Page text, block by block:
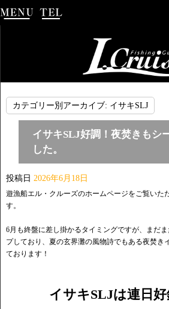
カテゴリー別アーカイブ: イサキSLJ
イサキSLJ好調！夜焚きもシ
した。
投稿日 2026年6月18日
遊漁船エル・クルーズのホームページをご覧いた
す。
6月も終盤に差し掛かるタイミングですが、まだ
プしており、夏の玄界灘の風物詩でもある夜焚き
ております！
イサキSLJは連日好